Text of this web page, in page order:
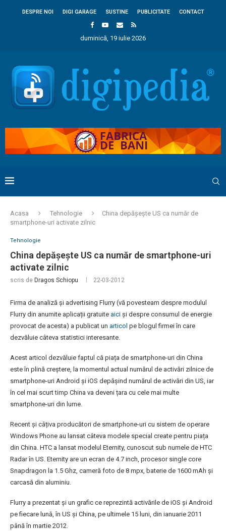
DESPRE NOI DIGI GARAGE SUSTINE PUBLICITATE CONTACT
duminică, 19 iulie 2026
Acasa Tehnologie
China depășește US ca număr de
smartphone-uri activate zilnic
Tehnologie
China depășește US ca număr de smartphone-uri
activate zilnic
scris de Dragos Schiopu 22-03-2012
Firma de analiză și advertising Flurry (vă povesteam despre modulul
Flurry din anumite aplicații gratuite aici și despre consumul de energie
provocat de acesta) a publicat un articol pe blogul firmei în care
dezvăluie câteva statistici interesante.
Acest articol dezvăluie faptul că piața de smartphone-uri din China
este în plină creștere, la momentul actual numărul de activări zilnice de
smartphone-uri Android și iOS depășind numărul de activări din US, iar
în cel mai scurt timp China va deveni țara cu cele mai multe
smartphone-uri din lume.
Recent și câțiva producători de smartphone-uri cu sistem de operare
Windows Phone au lansat câteva modele special create pentru piața
din China. HTC a lansat modelul Eternity, cunoscut sub numele de HTC
Radar în US. Eternity are un ecran de 4.7 inch, procesor single core
Snapdragon la 1.5 Ghz, cameră foto de 8 mpx, baterie de 1600 mAh și
carcasă din aluminiu.
Flurry a prezentat și un grafic ce reprezintă activările de iOS și Android
pe fiecare lună, în US și China, pe ultimele 15 luni, din ianuarie 2011
până în martie 2012.